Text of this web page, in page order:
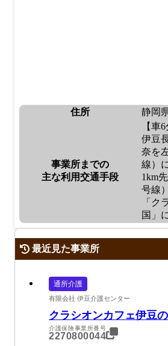
住所 静岡
事業所までの
主な利用交通手段
【車6
伊豆
奈を
線）
1km
号線
「ク
国」
最近見た事業所
通所介護
有限会社 伊豆介護センター
クラシオンカフェ伊豆
介護保険事業所番号
2270800044